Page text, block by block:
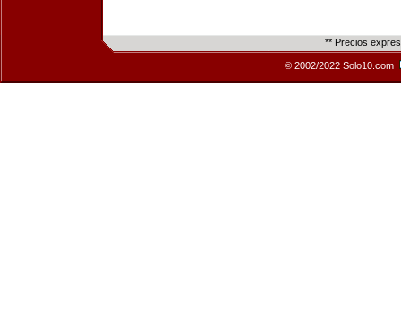
** Precios
© 2002/2022 Solo10.com